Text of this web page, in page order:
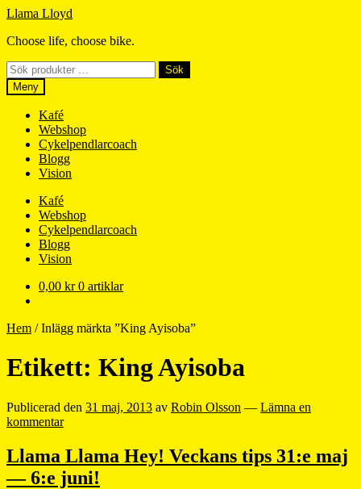
Hoppa
navigering
Hoppa
innehåll
Llama Lloyd
Choose life, choose bike.
Sök
efter:
Sök
Meny
Kafé
Webshop
Cykelpendlarcoach
Blogg
Vision
Kafé
Webshop
Cykelpendlarcoach
Blogg
Vision
0,00 kr 0 artiklar
Hem /Inlägg märkta ”King Ayisoba”
Etikett: King Ayisoba
Publicerad den 31 maj, 2013 av Robin Olsson — Lämna en
kommentar
Llama Llama Hey! Veckans tips 31:e maj
— 6:e juni!